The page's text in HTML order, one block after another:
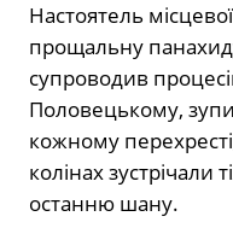
Настоятель
прощальну
супроводив
Половецькому,
кожному
колінах зустрічали
останню шану.